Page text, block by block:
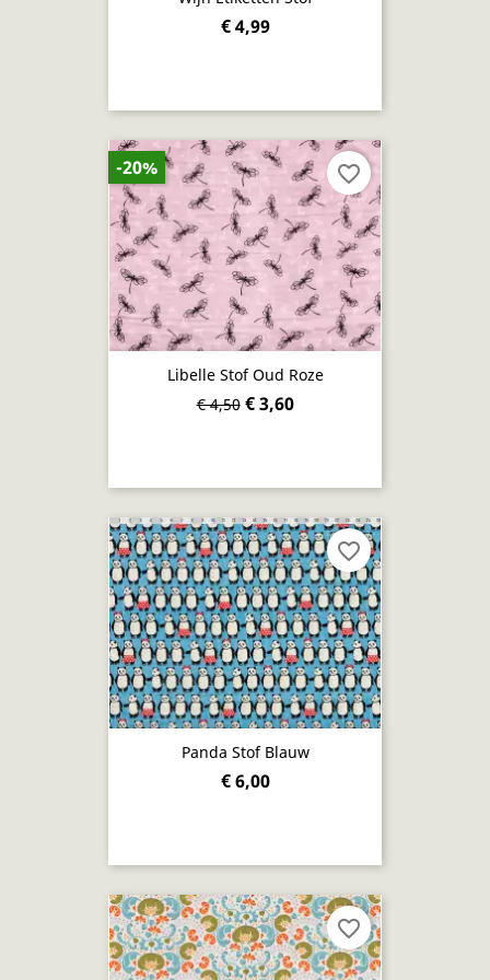
€ 4,99
Libelle Stof Oud Roze
€ 4,50 € 3,60
-20% favorite_border
Panda Stof Blauw
€ 6,00
favorite_border
favorite_border